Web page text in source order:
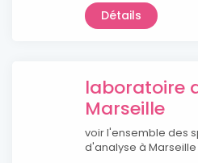
Détails
laboratoire
Marseille
voir l'ensemble des
d'analyse à Marseille